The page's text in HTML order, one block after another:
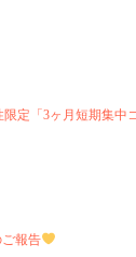
限定「3ヶ月短期集中
報告